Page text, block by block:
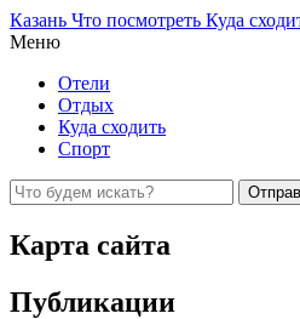
Казань Что посмотреть Куда
Меню
Отели
Отдых
Куда сходить
Спорт
Карта сайта
Публикации